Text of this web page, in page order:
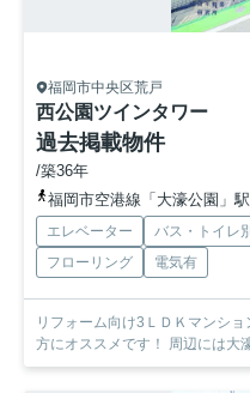
福岡市中央区荒戸
西公園ツインタワー
過去掲載物件
/築36年
福岡市空港線「大濠公園」
エレベーター バス・トイレ別
フローリング
電気有
リフォーム向け3ＬＤＫマンシ
方にオススメです！ 周辺には大